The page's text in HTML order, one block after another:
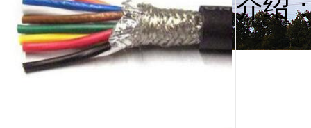
介绍